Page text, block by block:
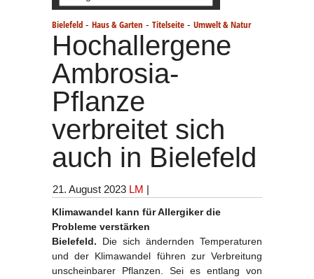
Bielefeld - Haus & Garten - Titelseite - Umwelt & Natur
Hochallergene
Ambrosia-
Pflanze
verbreitet sich
auch in Bielefeld
21. August 2023 LM |
Klimawandel kann für Allergiker die
Probleme verstärken
Bielefeld. Die sich ändernden Temperaturen
und der Klimawandel führen zur Verbreitung
unscheinbarer Pflanzen. Sei es entlang von